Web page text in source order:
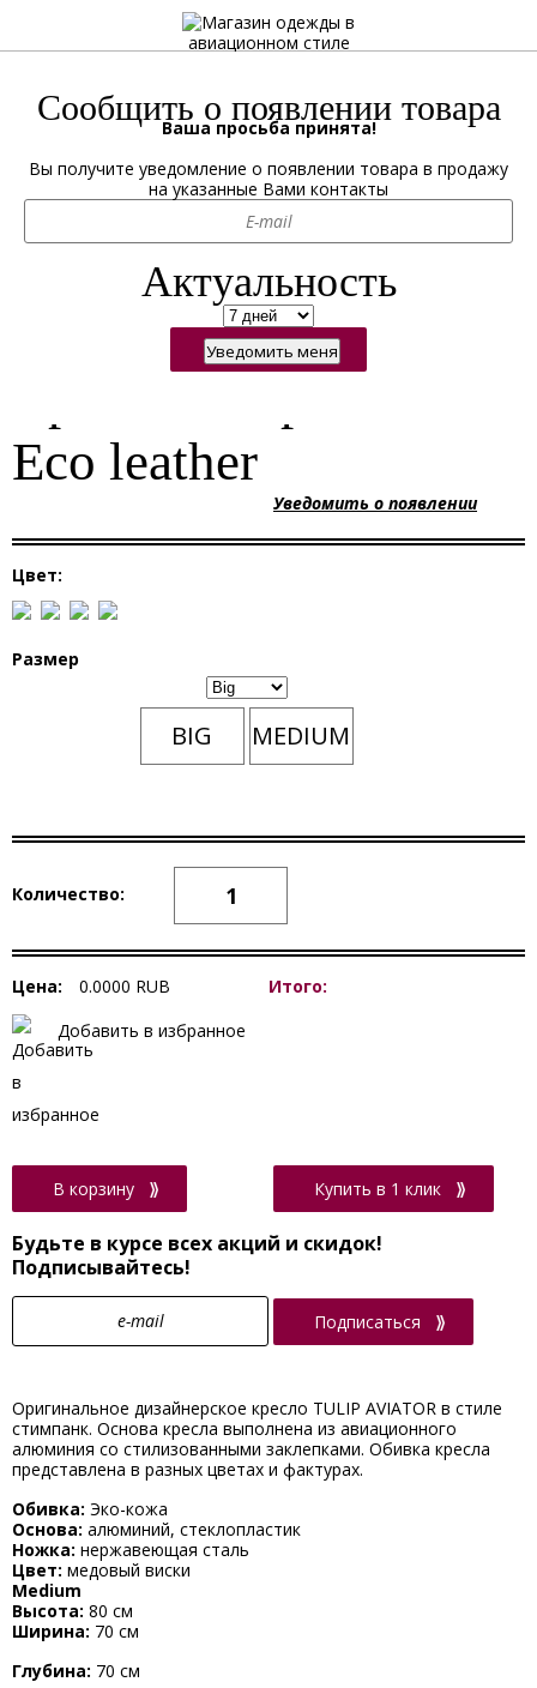
CH 3003.5
Скоро в продаже
Скоро в продаже
Eco leather
Уведомить о появлении
Сообщить о появлении товара
Ваша просьба принята!
Вы получите уведомление о появлении товара в продажу
на указанные Вами контакты
Актуальность
Цвет:
Размер
BIG MEDIUM
Количество:
Цена: 0.0000 RUB
Итого:
Добавить в избранное
В корзину Купить в 1 клик
Будьте в курсе всех акций и скидок!
Подписывайтесь!
Подписаться
Оригинальное дизайнерское кресло TULIP AVIATOR в стиле
стимпанк. Основа кресла выполнена из авиационного
алюминия со стилизованными заклепками. Обивка кресла
представлена в разных цветах и фактурах.
Обивка: Эко-кожа
Основа: алюминий, стеклопластик
Ножка: нержавеющая сталь
Цвет: медовый виски
Medium
Высота: 80 см
Ширина: 70 см
Глубина: 70 см